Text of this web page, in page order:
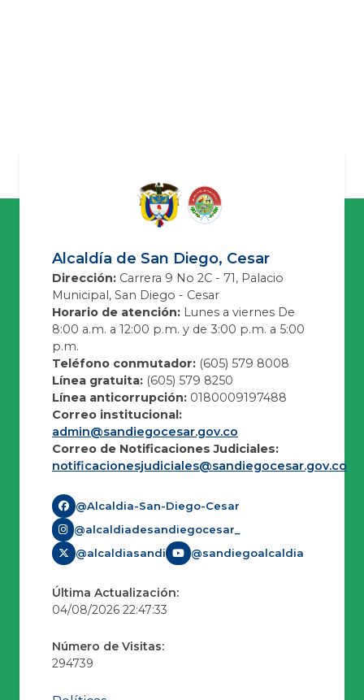
Alcaldía de San Diego, Cesar
Dirección: Carrera 9 No 2C - 71, Palacio
Municipal, San Diego - Cesar
Horario de atención: Lunes a viernes De
8:00 a.m. a 12:00 p.m. y de 3:00 p.m. a 5:00
p.m.
Teléfono conmutador: (605) 579 8008
Línea gratuita: (605) 579 8250
Línea anticorrupción: 0180009197488
Correo institucional:
admin@sandiegocesar.gov.co
Correo de Notificaciones Judiciales:
notificacionesjudiciales@sandiegocesar.gov.co
@Alcaldia-San-Diego-Cesar
@alcaldiadesandiegocesar_
@alcaldiasandi
@sandiegoalcaldia
Última Actualización:
04/08/2026 22:47:33
Número de Visitas:
294739